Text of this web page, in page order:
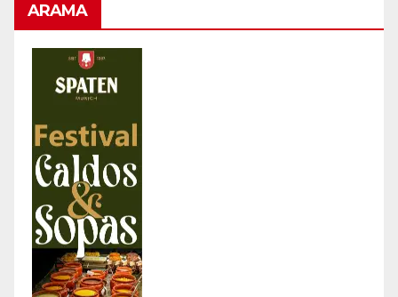
ARAMA